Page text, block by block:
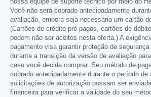
nossa equipe de suporte técnico por meio do
Você não será cobrado antecipadamente
avaliação, embora seja necessário um cartão
(Cartões de crédito pré-pagos, cartões de
podem não ser aceitos nesta oferta.) A
pagamento visa garantir proteção de
durante a transição da versão de avaliação
caso você decida comprar. Seu método de
cobrado antecipadamente durante o período de
solicitações de autorização possam ser
financeira para verificar a validade do seu